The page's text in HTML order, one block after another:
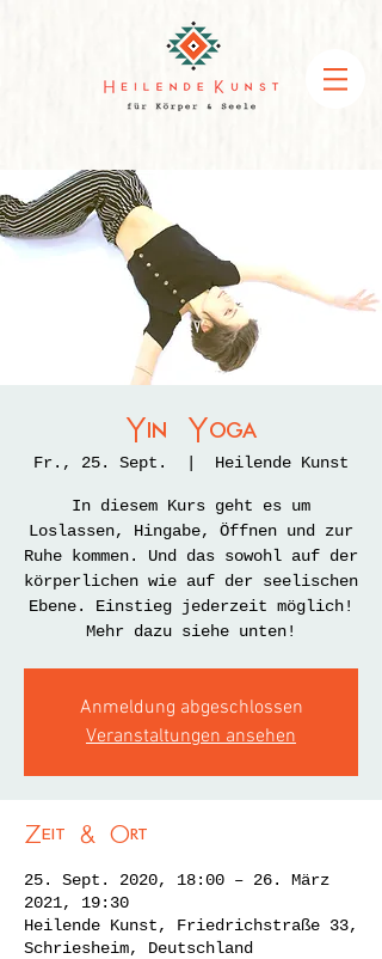
Yin Yoga
Fr., 25. Sept. Heilende Kunst
In diesem Kurs geht es um
Loslassen, Hingabe, Öffnen und zur
Ruhe kommen. Und das sowohl auf der
körperlichen wie auf der seelischen
Ebene. Einstieg jederzeit möglich!
Mehr dazu siehe unten!
Anmeldung abgeschlossen
Veranstaltungen ansehen
Zeit & Ort
25. Sept. 2020, 18:00 – 26. März
2021, 19:30
Heilende Kunst, Friedrichstraße 33,
Schriesheim, Deutschland